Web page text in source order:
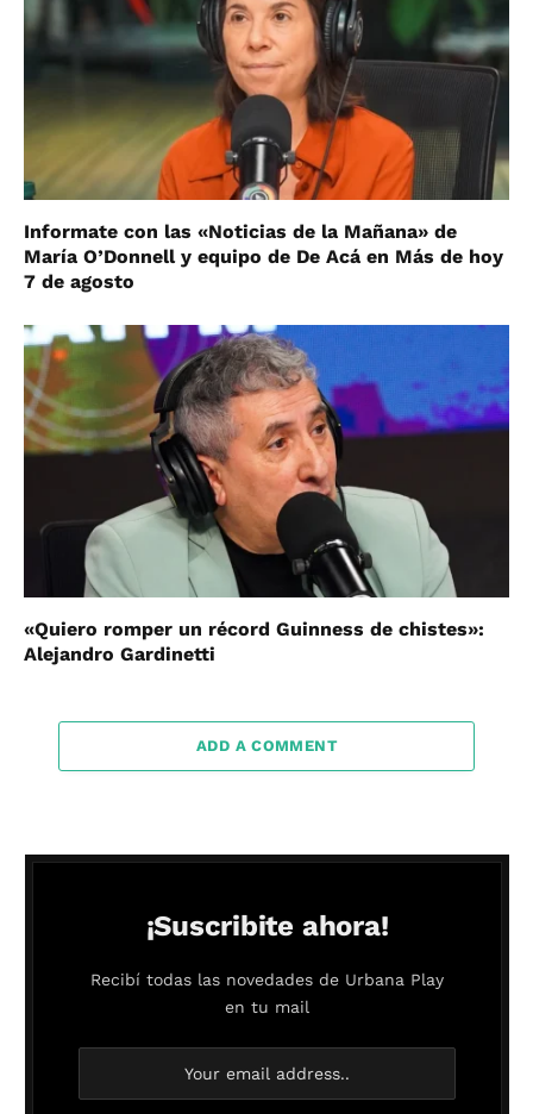
Informate con las «Noticias de la Mañana» de
María O’Donnell y equipo de De Acá en Más de hoy
7 de agosto
«Quiero romper un récord Guinness de chistes»:
Alejandro Gardinetti
ADD A COMMENT
¡Suscribite ahora!
Recibí todas las novedades de Urbana Play
en tu mail